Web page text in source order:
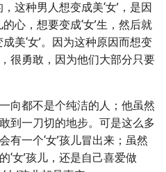
这种男人想变成美‘女’，是因
心，想要变成‘女’生，然后就
美‘女’。因为这种原因而想变
很勇敢，因为他们大部分只要
向都不是个纯洁的人；他虽然
到一刀切的地步。可是这么多
有一个‘女’孩儿冒出来；虽然
‘女’孩儿，还是自己喜爱做